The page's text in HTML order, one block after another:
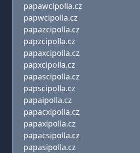
papawcipolla.cz
papwcipolla.cz
papazcipolla.cz
papzcipolla.cz
papaxcipolla.cz
papxcipolla.cz
papascipolla.cz
papscipolla.cz
papaipolla.cz
papacxipolla.cz
papaxipolla.cz
papacsipolla.cz
papasipolla.cz